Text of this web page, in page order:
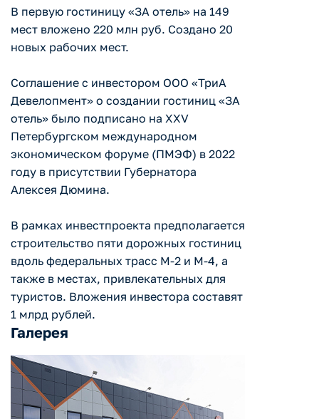
В первую гостиницу «ЗА отель» на 149
мест вложено 220 млн руб. Создано 20
новых рабочих мест.
Соглашение с инвестором ООО «ТриА
Девелопмент» о создании гостиниц «ЗА
отель» было подписано на XXV
Петербургском международном
экономическом форуме (ПМЭФ) в 2022
году в присутствии Губернатора
Алексея Дюмина.
В рамках инвестпроекта предполагается
строительство пяти дорожных гостиниц
вдоль федеральных трасс М-2 и М-4, а
также в местах, привлекательных для
туристов. Вложения инвестора составят
1 млрд рублей.
Галерея